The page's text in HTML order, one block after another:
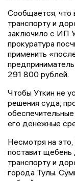
Сообщается, что
транспорту и
заключило с ИП
прокуратура
применить
291 800 рублей.
Чтобы Уткин не
решения суда,
его денежные
Несмотря на
поставит щебень
транспорту и
города Тулы.